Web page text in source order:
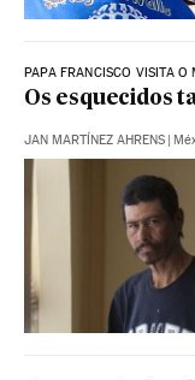
PAPA FRANCISCO VISITA O
Os esquecidos
JAN MARTÍNEZ AHRENS